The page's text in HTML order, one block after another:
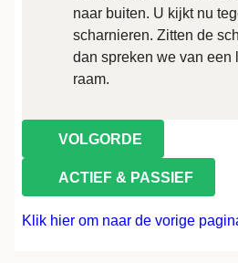
naar buiten. U kijkt nu
scharnieren. Zitten de
dan spreken we van een
raam.
VOLGORDE
ACTIEF & PASSIEF
Klik hier om naar de vorige